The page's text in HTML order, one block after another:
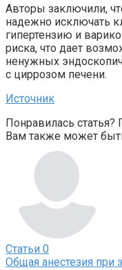
Авторы заключили,
надежно исключать
гипертензию и
риска, что дает
ненужных
с циррозом печени.
Источник
Понравилась статья?
Вам также может
Статьи 0
Общая анестезия при